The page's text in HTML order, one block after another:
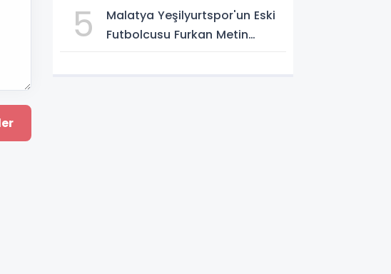
5
Malatya Yeşilyurtspor'un Eski
Futbolcusu Furkan Metin